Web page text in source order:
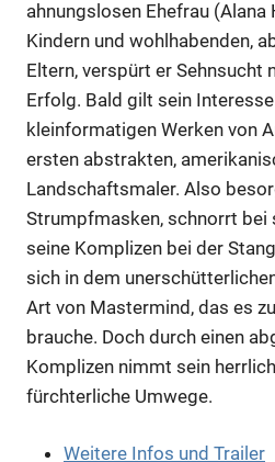
ahnungslosen Ehefrau (Alana
Kindern und wohlhabenden,
Eltern, verspürt er Sehnsucht
Erfolg. Bald gilt sein
kleinformatigen Werken von
ersten abstrakten,
Landschaftsmaler. Also
Strumpfmasken, schnorrt bei
seine Komplizen bei der
sich in dem
Art von Mastermind, das es
brauche. Doch durch einen
Komplizen nimmt sein
fürchterliche Umwege.
Weitere Infos und Trailer